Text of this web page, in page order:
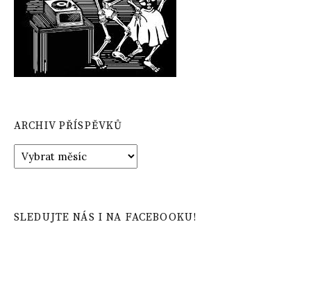
ARCHIV PŘÍSPĚVKŮ
Archiv
příspěvků
SLEDUJTE NÁS I NA FACEBOOKU!